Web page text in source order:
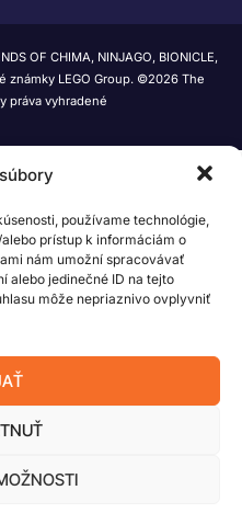
používame technológie,
prístup k informáciám o
nám umožní spracovávať
alebo jedinečné ID na tejto
môže nepriaznivo ovplyvniť
OF CHIMA, NINJAGO, BIONICLE,
známky LEGO Group. ©2026 The
práva vyhradené